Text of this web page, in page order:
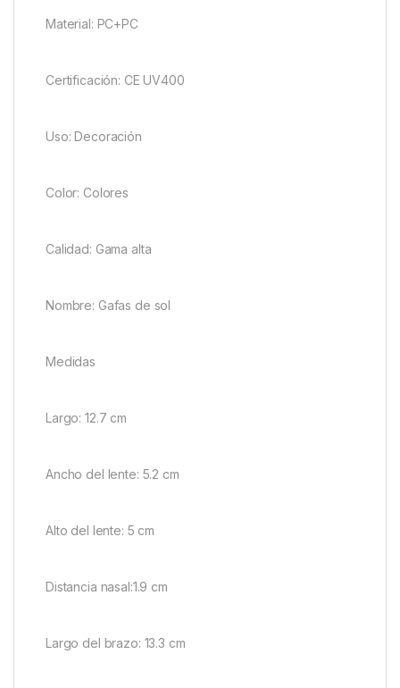
Material: PC+PC
Certificación: CE UV400
Uso: Decoración
Color: Colores
Calidad: Gama alta
Nombre: Gafas de sol
Medidas
Largo: 12.7 cm
Ancho del lente: 5.2 cm
Alto del lente: 5 cm
Distancia nasal:1.9 cm
Largo del brazo: 13.3 cm